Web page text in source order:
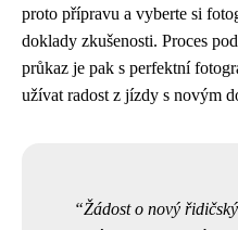
proto přípravu a vyberte si
doklady zkušenosti. Proces
průkaz je pak s perfektní
užívat radost z jízdy s novým
Žádost o nový